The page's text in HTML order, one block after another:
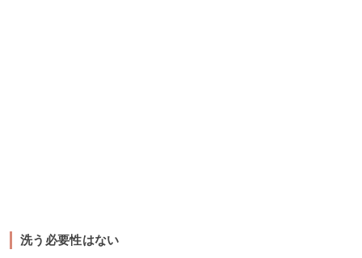
洗う必要性はない